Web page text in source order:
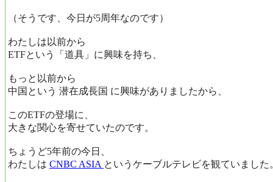
（そうです、今日が5周年なのです）
わたしは以前から
ETFという「道具」に興味を持ち、
もっと以前から
中国という 潜在成長国 に興味がありましたから、
このETFの登場に、
大きな関心を寄せていたのです。
ちょうど5年前の今日、
わたしは CNBC ASIA というケーブルテレビを観ていました